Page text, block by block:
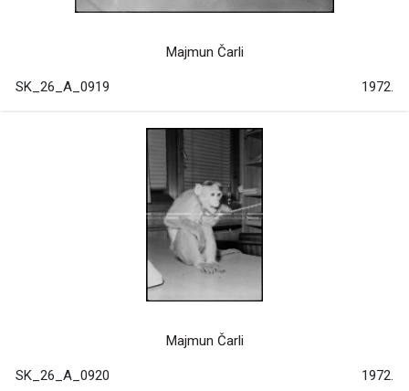
Majmun Čarli
SK_26_A_0919 1972.
Majmun Čarli
SK_26_A_0920 1972.